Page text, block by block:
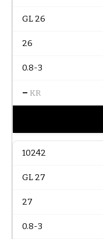
GL 26
26
0.8-3
– KR
10242
GL 27
27
0.8-3